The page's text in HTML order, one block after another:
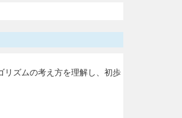
リズムの考え方を理解し、初歩